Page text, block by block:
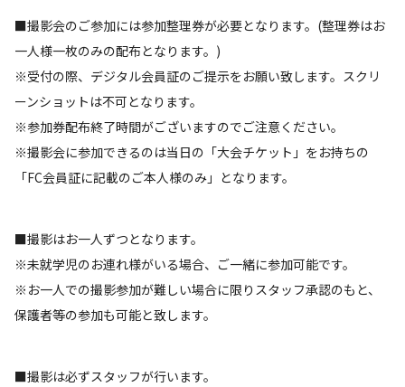
■撮影会のご参加には参加整理券が必要となります。(整理券はお
一人様一枚のみの配布となります。)
※受付の際、デジタル会員証のご提示をお願い致します。スクリ
ーンショットは不可となります。
※参加券配布終了時間がございますのでご注意ください。
※撮影会に参加できるのは当日の「大会チケット」をお持ちの
「FC会員証に記載のご本人様のみ」となります。
■撮影はお一人ずつとなります。
※未就学児のお連れ様がいる場合、ご一緒に参加可能です。
※お一人での撮影参加が難しい場合に限りスタッフ承認のもと、
保護者等の参加も可能と致します。
■撮影は必ずスタッフが行います。